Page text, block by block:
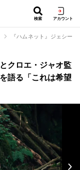
検索 アカウント
『ハムネット』ジェシー
クロエ・ジャオ監
語る「これは希望